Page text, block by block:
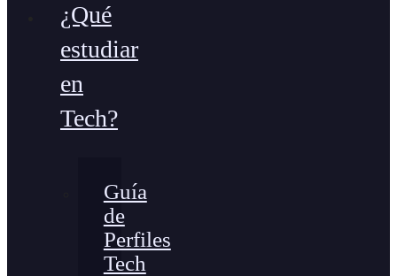
¿Qué
estudiar
en
Tech?
Guía
de
Perfiles
Tech